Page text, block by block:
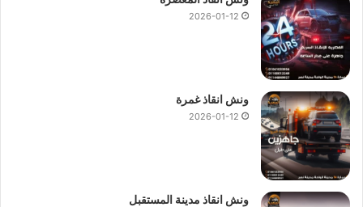
2026-01-12
ونش انقاذ غمرة
2026-01-12
ونش انقاذ مدينة المستقبل